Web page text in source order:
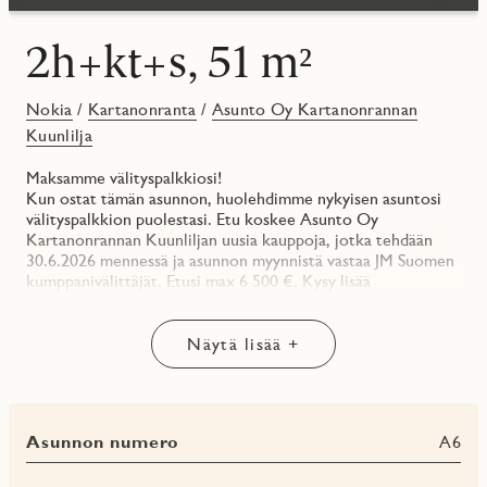
2h+kt+s, 51 m²
Nokia / Kartanonranta / Asunto Oy Kartanonrannan
Kuunlilja
Maksamme välityspalkkiosi!
Kun ostat tämän asunnon, huolehdimme nykyisen asuntosi
välityspalkkion puolestasi. Etu koskee Asunto Oy
Kartanonrannan Kuunliljan uusia kauppoja, jotka tehdään
30.6.2026 mennessä ja asunnon myynnistä vastaa JM Suomen
kumppanivälittäjät. Etusi max 6 500 €. Kysy lisää
Valoisa kulma-asunto suurella olohuoneella ja omalla
ikkunat kahteen suuntaan ja tilaa sekä ruokapöydälle että
esimerkiksi kirjahyllylle tai tv-tasolle. Keittotilaan on
Näytä lisää +
Asunnon numero A6